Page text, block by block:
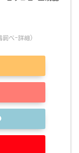
調べ-詳細)